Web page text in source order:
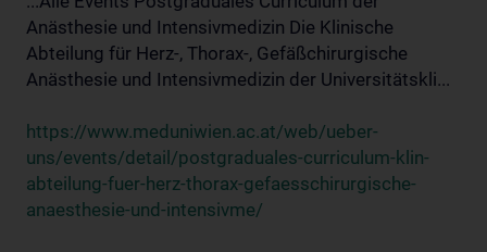
Anästhesie und Intensivmedizin Die Klinische
Abteilung für Herz-, Thorax-, Gefäßchirurgische
Anästhesie und Intensivmedizin der Universitätskli...
https://www.meduniwien.ac.at/web/ueber-
uns/events/detail/postgraduales-curriculum-klin-
abteilung-fuer-herz-thorax-gefaesschirurgische-
anaesthesie-und-intensivme/